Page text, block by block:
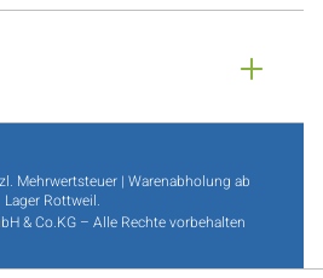
Mehrwertsteuer | Warenabholung ab
Lager Rottweil.
& Co.KG – Alle Rechte vorbehalten